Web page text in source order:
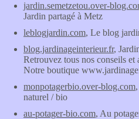
jardin.semetzetou.over-
Jardin partagé à Metz
leblogjardin.com, Le blog
blog.jardinageinterieur.fr,
Retrouvez tous nos conseils
Notre boutique
monpotagerbio.over-blog.com
naturel / bio
au-potager-bio.com, Au